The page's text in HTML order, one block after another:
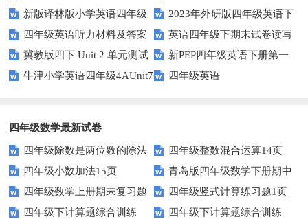
Lesson1测试题及答案
级上册 unit3 What would you
like-PartB练习及答案 (3)
新版译林版小学英语四年级
下册试卷Unit1-Unit2单元测试题
2023年外研版四年级英语下
册期中检测试题
四年级英语听力材料及答案
英语四年级下期末试卷读写
部分答案
冀教版四下 Unit 2 单元测试
新PEP四年级英语下册第一
单元测试题
牛津小学英语四年级4AUnit7
四年级英语
四年级数学最新试卷
四年级除数是两位数的除法
11页
四年级整数混合运算14页
四年级小数加法15页
青岛版四年级数学下册期中
测试题及答案
四年级数学上册期末复习题
及详细答案(5套)
四年级竖式计算练习题1页
（无答案）
四年级下计算题综合训练
四年级下计算题综合训练